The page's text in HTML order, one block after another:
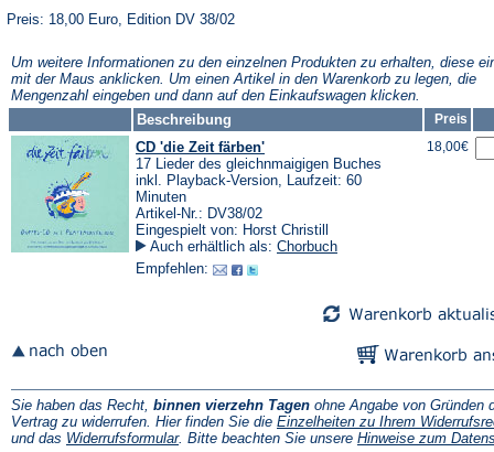
Preis: 18,00 Euro, Edition DV 38/02
Um weitere Informationen zu den einzelnen Produkten zu erhalten, diese
mit der Maus anklicken. Um einen Artikel in den Warenkorb zu legen, die
Mengenzahl eingeben und dann auf den Einkaufswagen klicken.
Beschreibung
Preis
CD 'die Zeit färben'
17 Lieder des gleichnmaigigen Buches
inkl. Playback-Version, Laufzeit: 60
Minuten
Artikel-Nr.: DV38/02
Eingespielt von: Horst Christill
Auch erhältlich als: Chorbuch
Empfehlen:
18,00€
Sie haben das Recht, binnen vierzehn Tagen ohne Angabe von Gründen
Vertrag zu widerrufen. Hier finden Sie die Einzelheiten zu Ihrem
und das Widerrufsformular(Öffnet
. Bitte beachten Sie unsere Hinweise zum